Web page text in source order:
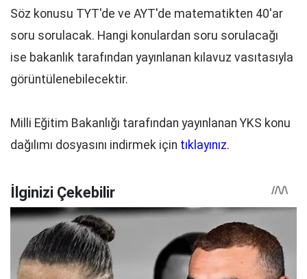
Söz konusu TYT'de ve AYT'de matematikten 40'ar
soru sorulacak. Hangi konulardan soru sorulacağı
ise bakanlık tarafından yayınlanan kılavuz vasıtasıyla
görüntülenebilecektir.
Milli Eğitim Bakanlığı tarafından yayınlanan YKS konu
dağılımı dosyasını indirmek için tıklayınız.